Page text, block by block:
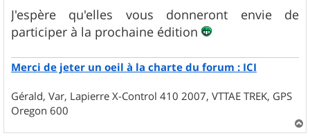
J'espère qu'elles vous donneront envie de
participer à la prochaine édition
Merci de jeter un oeil à la charte du forum : ICI
Gérald, Var, Lapierre X-Control 410 2007, VTTAE TREK, GPS
Oregon 600
a